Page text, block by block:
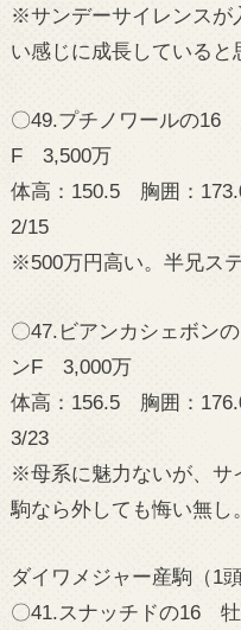
※サンデーサイレンスが
い感じに成長していると
〇49.プチノワールの
F 3,500万
体高：150.5 胸囲：
2/15
※500万円高い。半兄ス
〇47.ビアンカシェボ
ンF 3,000万
体高：156.5 胸囲：
3/23
※母系に魅力ないが、サ
駒なら外しても悔い無し。
ダイワメジャー産駒（1頭
〇41.スナッチドの